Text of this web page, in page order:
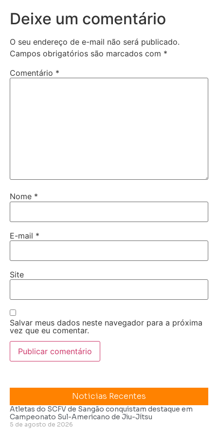
Deixe um comentário
O seu endereço de e-mail não será publicado.
Campos obrigatórios são marcados com *
Comentário *
Nome *
E-mail *
Site
Salvar meus dados neste navegador para a próxima
vez que eu comentar.
Noticias Recentes
Atletas do SCFV de Sangão conquistam destaque em
Campeonato Sul-Americano de Jiu-Jítsu
5 de agosto de 2026